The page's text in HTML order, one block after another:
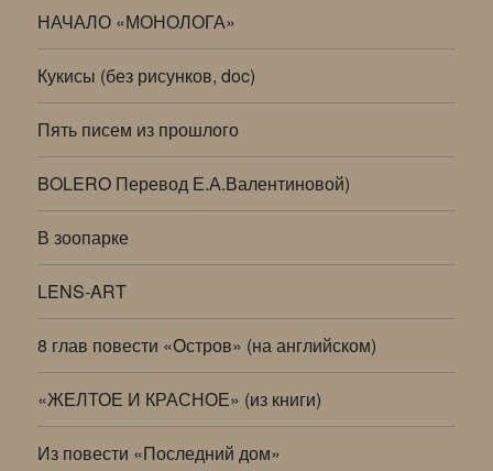
НАЧАЛО «МОНОЛОГА»
Кукисы (без рисунков, doc)
Пять писем из прошлого
BOLERO Перевод Е.А.Валентиновой)
В зоопарке
LENS-ART
8 глав повести «Остров» (на английском)
«ЖЕЛТОЕ И КРАСНОЕ» (из книги)
Из повести «Последний дом»